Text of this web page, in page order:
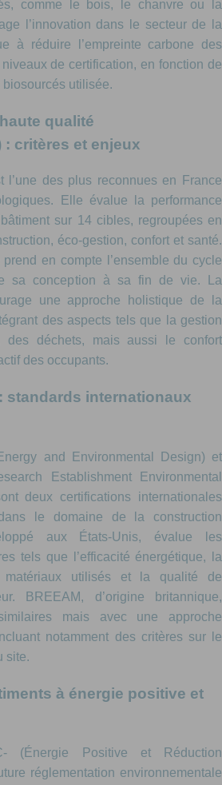
comme le bois, le chanvre ou la
l’innovation dans le secteur de la
à réduire l’empreinte carbone des
de certification, en fonction de
biosourcés utilisée.
qualité
critères et enjeux
l’une des plus reconnues en France
Elle évalue la performance
sur 14 cibles, regroupées en
éco-gestion, confort et santé.
en compte l’ensemble du cycle
sa conception à sa fin de vie. La
une approche holistique de la
des aspects tels que la gestion
des déchets, mais aussi le confort
des occupants.
standards internationaux
and Environmental Design) et
Establishment Environmental
deux certifications internationales
le domaine de la construction
aux États-Unis, évalue les
tels que l’efficacité énergétique, la
matériaux utilisés et la qualité de
BREEAM, d’origine britannique,
mais avec une approche
notamment des critères sur le
site.
à énergie positive et
(Énergie Positive et Réduction
réglementation environnementale